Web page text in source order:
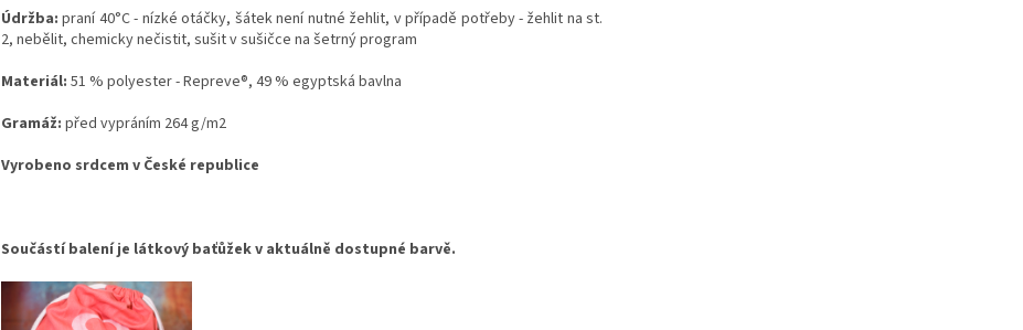
Údržba: praní 40°C - nízké otáčky, šátek není nutné žehlit, v případě potřeby - žehlit na st.
2, nebělit, chemicky nečistit, sušit v sušičce na šetrný program
Materiál: 51 % polyester - Repreve®, 49 % egyptská bavlna
Gramáž: před vypráním 264 g/m2
Vyrobeno srdcem v České republice
Součástí balení je látkový baťůžek v aktuálně dostupné barvě.